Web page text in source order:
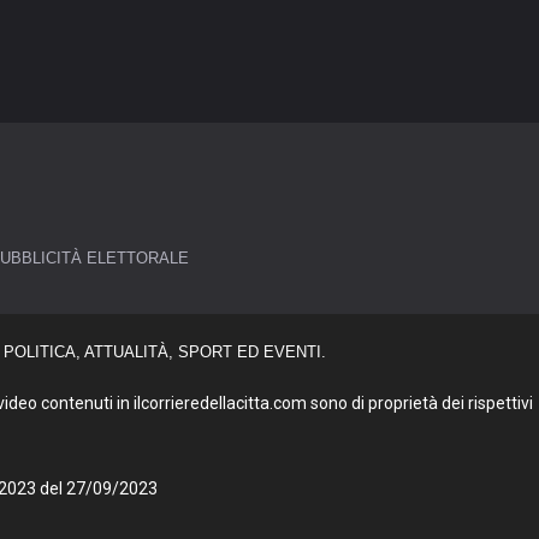
ELETTORALE
ATTUALITÀ, SPORT ED EVENTI.
contenuti in ilcorrieredellacitta.com sono di proprietà dei rispettivi
del 27/09/2023